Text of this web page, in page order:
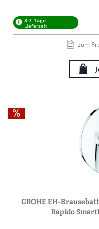
3-7 Tage
Lieferzeit
zum
GROHE EH-
Rapido